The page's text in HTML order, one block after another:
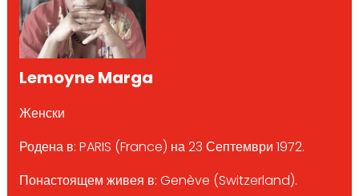
Lemoyne Marga
Женски
Родена в: PARIS (France) на 23 Септември 1972.
Понастоящем живея в: Genève (Switzerland).